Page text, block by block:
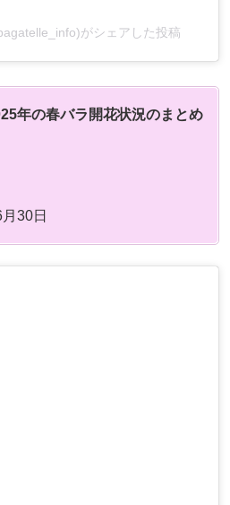
がシェアした投稿
年の春バラ開花状況のまとめ
30日